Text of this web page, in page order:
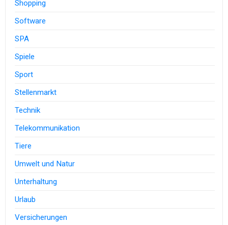
Shopping
Software
SPA
Spiele
Sport
Stellenmarkt
Technik
Telekommunikation
Tiere
Umwelt und Natur
Unterhaltung
Urlaub
Versicherungen